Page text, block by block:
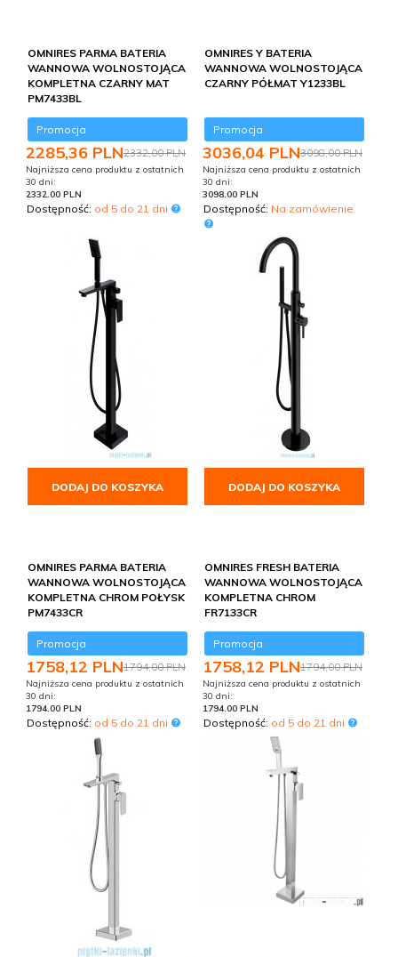
OMNIRES PARMA BATERIA
WANNOWA WOLNOSTOJĄCA
KOMPLETNA CZARNY MAT
PM7433BL
Promocja
2285,36 PLN2332,00 PLN
Najniższa cena produktu z ostatnich
30 dni:
2332.00 PLN
Dostępność: od 5 do 21 dni
DODAJ DO KOSZYKA
OMNIRES Y BATERIA
WANNOWA WOLNOSTOJĄCA
CZARNY PÓŁMAT Y1233BL
Promocja
3036,04 PLN3098,00 PLN
Najniższa cena produktu z ostatnich
30 dni:
3098.00 PLN
Dostępność: Na zamówienie
DODAJ DO KOSZYKA
OMNIRES PARMA BATERIA
WANNOWA WOLNOSTOJĄCA
KOMPLETNA CHROM POŁYSK
PM7433CR
Promocja
1758,12 PLN1794,00 PLN
Najniższa cena produktu z ostatnich
30 dni:
1794.00 PLN
Dostępność: od 5 do 21 dni
OMNIRES FRESH BATERIA
WANNOWA WOLNOSTOJĄCA
KOMPLETNA CHROM
FR7133CR
Promocja
1758,12 PLN1794,00 PLN
Najniższa cena produktu z ostatnich
30 dni:
1794.00 PLN
Dostępność: od 5 do 21 dni